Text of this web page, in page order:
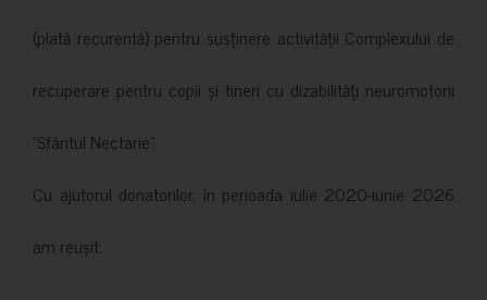
(plată recurentă) pentru susținere activității Complexului de
recuperare pentru copii și tineri cu dizabilități neuromotorii
”Sfântul Nectarie”.
Cu ajutorul donatorilor, în perioada iulie 2020-iunie 2026
am reușit: